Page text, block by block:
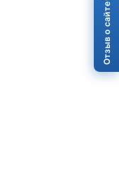
Отзыв о сайте